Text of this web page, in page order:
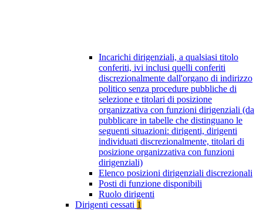
Incarichi dirigenziali, a qualsiasi titolo
conferiti, ivi inclusi quelli conferiti
discrezionalmente dall'organo di indirizzo
politico senza procedure pubbliche di
selezione e titolari di posizione
organizzativa con funzioni dirigenziali (da
pubblicare in tabelle che distinguano le
seguenti situazioni: dirigenti, dirigenti
individuati discrezionalmente, titolari di
posizione organizzativa con funzioni
dirigenziali)
Elenco posizioni dirigenziali discrezionali
Posti di funzione disponibili
Ruolo dirigenti
Dirigenti cessati 1